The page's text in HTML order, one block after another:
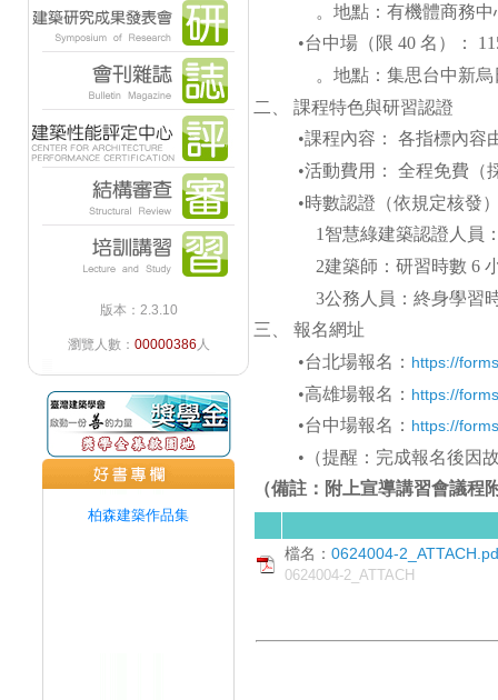
版本：2.3.10
瀏覽人數： 00000386 人
。地點：有機體商務
•台中場（限 40 名）：
。地點：集思台中新
二、 課程特色與研習認證
•課程內容： 各指標內容
•活動費用： 全程免費（
•時數認證（依規定核發
1 智慧綠建築認證人員
2建築師：研習時數 6
3公務人員：終身學習
三、 報名網址
•台北場報名： https://
•高雄場報名： https://
•台中場報名： https://
• （提醒：完成報名後因
（備註：附上宣導講習會議
檔名： 0624004-
0624004-2_ATTACH